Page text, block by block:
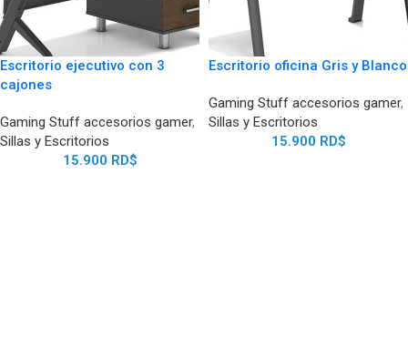
Escritorio ejecutivo con 3
cajones
Gaming Stuff accesorios gamer,
Sillas y Escritorios
15.900 RD$
Escritorio oficina Gris y Blanco
Gaming Stuff accesorios gamer,
Sillas y Escritorios
15.900 RD$